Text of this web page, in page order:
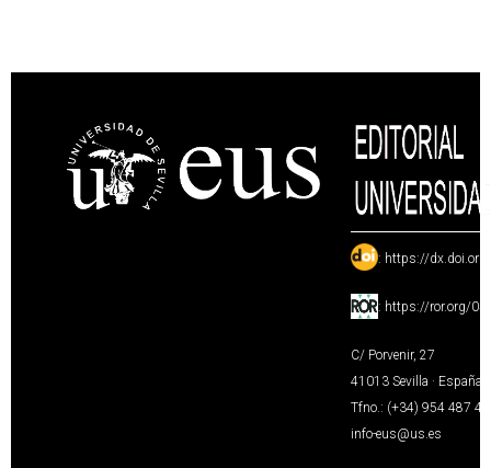
: https://
: https://ror.org/
C/ Porvenir, 27
41013 Sevilla · España
Tfno.: (+34) 954 487
info-eus@us.es